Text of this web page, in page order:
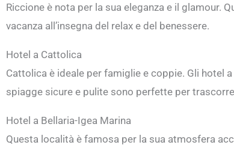
Riccione è nota per la sua eleganza e il glamour.
vacanza all’insegna del relax e del benessere.
Hotel a Cattolica
Cattolica è ideale per famiglie e coppie. Gli hotel
spiagge sicure e pulite sono perfette per
Hotel a Bellaria-Igea Marina
Questa località è famosa per la sua atmosfera